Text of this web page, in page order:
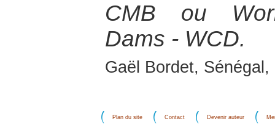
CMB ou
Dams - WCD.
Gaël Bordet,
Plan du site Contact Devenir auteur